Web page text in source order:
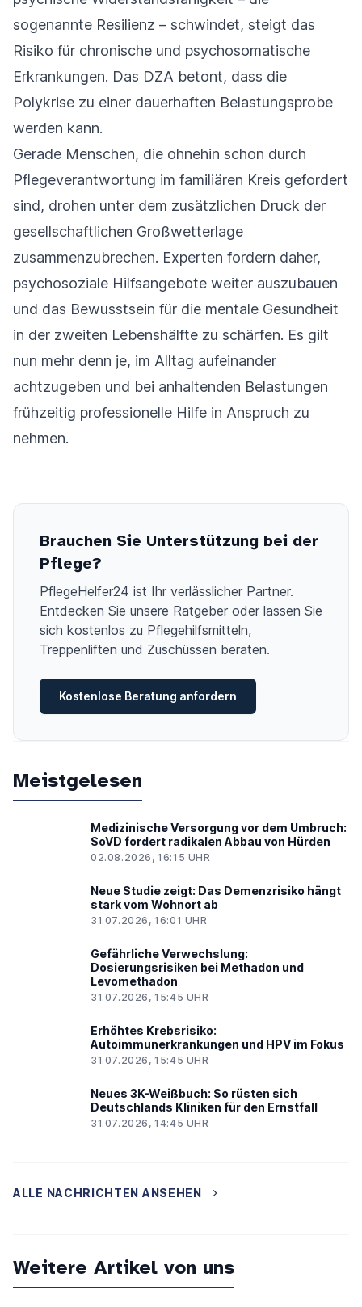
sogenannte Resilienz – schwindet, steigt das
Risiko für chronische und psychosomatische
Erkrankungen. Das DZA betont, dass die
Polykrise zu einer dauerhaften Belastungsprobe
werden kann.
Gerade Menschen, die ohnehin schon durch
Pflegeverantwortung im familiären Kreis gefordert
sind, drohen unter dem zusätzlichen Druck der
gesellschaftlichen Großwetterlage
zusammenzubrechen. Experten fordern daher,
psychosoziale Hilfsangebote weiter auszubauen
und das Bewusstsein für die mentale Gesundheit
in der zweiten Lebenshälfte zu schärfen. Es gilt
nun mehr denn je, im Alltag aufeinander
achtzugeben und bei anhaltenden Belastungen
frühzeitig professionelle Hilfe in Anspruch zu
nehmen.
Brauchen Sie Unterstützung bei der
Pflege?
PflegeHelfer24 ist Ihr verlässlicher Partner.
Entdecken Sie unsere Ratgeber oder lassen Sie
sich kostenlos zu Pflegehilfsmitteln,
Treppenliften und Zuschüssen beraten.
Kostenlose Beratung anfordern
Meistgelesen
Medizinische Versorgung vor dem Umbruch:
SoVD fordert radikalen Abbau von Hürden
02.08.2026, 16:15 UHR
Neue Studie zeigt: Das Demenzrisiko hängt
stark vom Wohnort ab
31.07.2026, 16:01 UHR
Gefährliche Verwechslung:
Dosierungsrisiken bei Methadon und
Levomethadon
31.07.2026, 15:45 UHR
Erhöhtes Krebsrisiko:
Autoimmunerkrankungen und HPV im Fokus
31.07.2026, 15:45 UHR
Neues 3K-Weißbuch: So rüsten sich
Deutschlands Kliniken für den Ernstfall
31.07.2026, 14:45 UHR
ALLE NACHRICHTEN ANSEHEN
Weitere Artikel von uns